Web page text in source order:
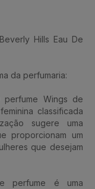
Hills Eau De
da perfumaria:
perfume Wings de
classificada
sugere uma
proporcionam um
que desejam
perfume é uma